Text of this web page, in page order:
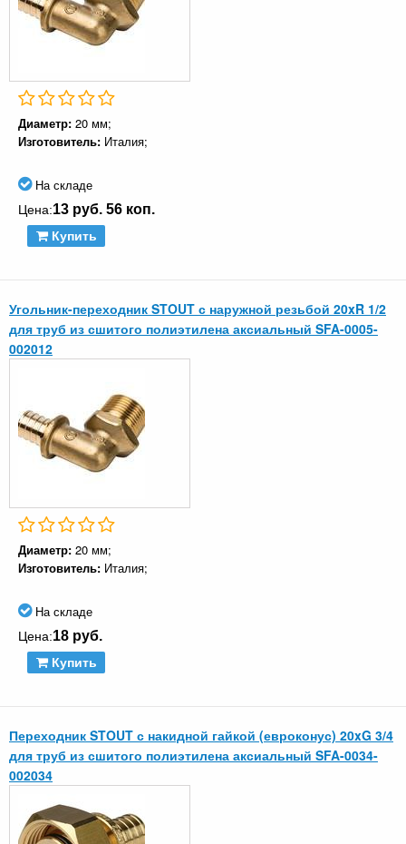
Диаметр: 20 мм;
Изготовитель: Италия;
На складе
Цена:13 руб. 56 коп.
Купить
Угольник-переходник STOUT с наружной резьбой 20xR 1/2
для труб из сшитого полиэтилена аксиальный SFA-0005-
002012
Диаметр: 20 мм;
Изготовитель: Италия;
На складе
Цена:18 руб.
Купить
Переходник STOUT с накидной гайкой (евроконус) 20xG 3/4
для труб из сшитого полиэтилена аксиальный SFA-0034-
002034